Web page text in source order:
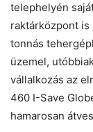
telephelyén
raktárközpont is
tonnás
üzemel,
vállalkozás az
460 I-Save
hamarosan